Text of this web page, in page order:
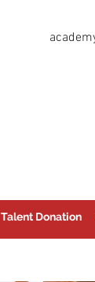
Talent Donation